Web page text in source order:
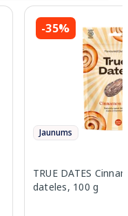
-35%
Jaunums
TRUE DATES
dateles, 100 g